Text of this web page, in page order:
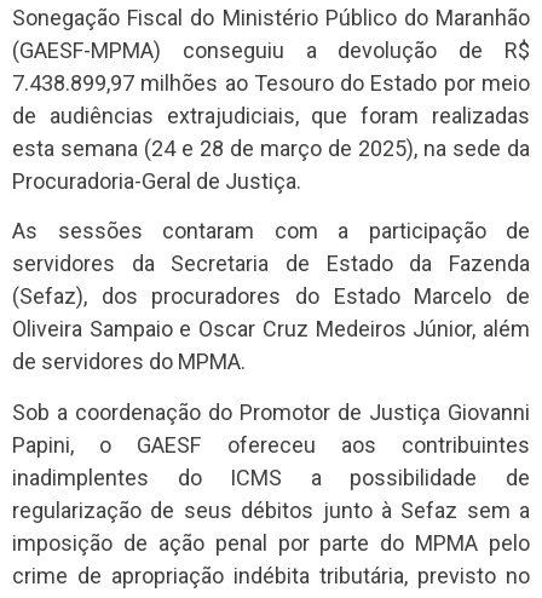
Sonegação Fiscal do Ministério Público do Maranhão
(GAESF-MPMA) conseguiu a devolução de R$
7.438.899,97 milhões ao Tesouro do Estado por meio
de audiências extrajudiciais, que foram realizadas
esta semana (24 e 28 de março de 2025), na sede da
Procuradoria-Geral de Justiça.
As sessões contaram com a participação de
servidores da Secretaria de Estado da Fazenda
(Sefaz), dos procuradores do Estado Marcelo de
Oliveira Sampaio e Oscar Cruz Medeiros Júnior, além
de servidores do MPMA.
Sob a coordenação do Promotor de Justiça Giovanni
Papini, o GAESF ofereceu aos contribuintes
inadimplentes do ICMS a possibilidade de
regularização de seus débitos junto à Sefaz sem a
imposição de ação penal por parte do MPMA pelo
crime de apropriação indébita tributária, previsto no